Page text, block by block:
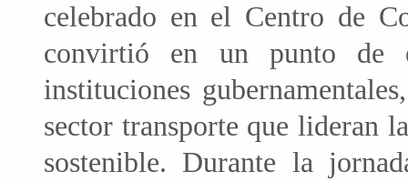
celebrado en el Centro de
convirtió en un punto de
instituciones
sector transporte que lideran
sostenible. Durante la